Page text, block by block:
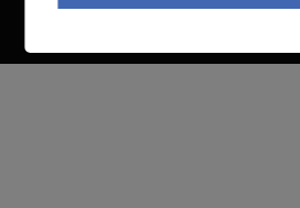
Food In Action ©